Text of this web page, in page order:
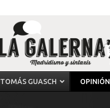
TOMÁS GUASCH OPINIÓN